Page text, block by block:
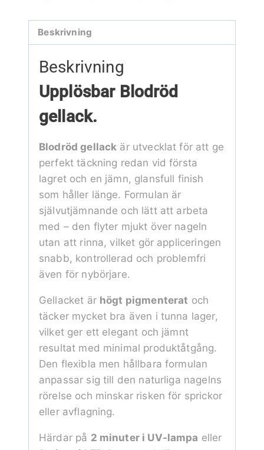
Beskrivning
Beskrivning
Upplösbar Blodröd
gellack.
Blodröd gellack är utvecklat för att ge
perfekt täckning redan vid första
lagret och en jämn, glansfull finish
som håller länge. Formulan är
självutjämnande och lätt att arbeta
med – den flyter mjukt över nageln
utan att rinna, vilket gör appliceringen
snabb, kontrollerad och problemfri
även för nybörjare.
Gellacket är högt pigmenterat och
täcker mycket bra även i tunna lager,
vilket ger ett elegant och jämnt
resultat med minimal produktåtgång.
Den flexibla men hållbara formulan
anpassar sig till den naturliga nagelns
rörelse och minskar risken för sprickor
eller avflagning.
Härdar på 2 minuter i UV-lampa eller